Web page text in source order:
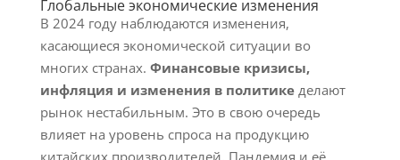
Глобальные экономические изменения
В 2024 году наблюдаются изменения,
касающиеся экономической ситуации во
многих странах. Финансовые кризисы,
инфляция и изменения в политикеделают
рынок нестабильным. Это в свою очередь
влияет на уровень спроса на продукцию
китайских производителей. Пандемия и её